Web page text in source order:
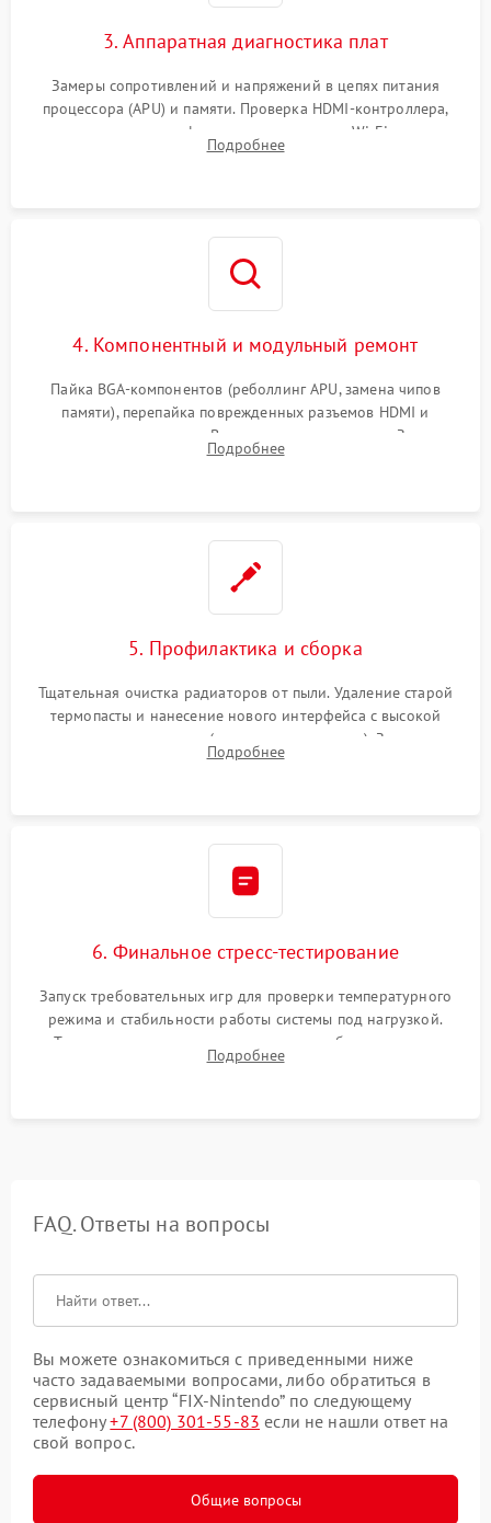
3. Аппаратная диагностика плат
Замеры сопротивлений и напряжений в цепях питания
процессора (APU) и памяти. Проверка HDMI-контроллера,
микросхем флеш-памяти и модуля Wi-Fi
Подробнее
4. Компонентный и модульный ремонт
Пайка BGA-компонентов (реболлинг APU, замена чипов
памяти), перепайка поврежденных разъемов HDMI и
контроллеров питания. Восстановление дорожек. Замена
неисправного жесткого диска, SSD или лазерной головки
Подробнее
5. Профилактика и сборка
Тщательная очистка радиаторов от пыли. Удаление старой
термопасты и нанесение нового интерфейса с высокой
теплопроводностью (или жидкого металла). Замена
термопрокладок. Аккуратная сборка консоли и подключение
Подробнее
6. Финальное стресс-тестирование
Запуск требовательных игр для проверки температурного
режима и стабильности работы системы под нагрузкой.
Тестирование привода, синхронизации беспроводных
геймпадов, выхода в сеть и выдачи изображения без
Подробнее
FAQ. Ответы на вопросы
Вы можете ознакомиться с приведенными ниже
часто задаваемыми вопросами, либо обратиться в
сервисный центр “FIX-Nintendo” по следующему
телефону+7 (800) 301-55-83 если не нашли ответ на
свой вопрос.
Общие вопросы